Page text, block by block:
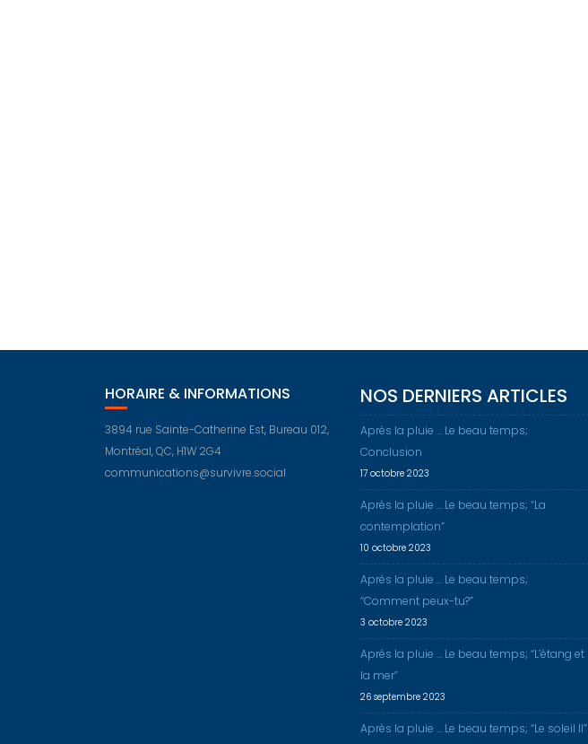
HORAIRE & INFORMATIONS
3894 rue Sainte-Catherine Est, Bureau 012,
Montréal, QC, H1W 2G4
communications@survivre.social
NOS DERNIERS ARTICLES
Après la pluie … Le beau temps;
Conclusion
17 octobre 2023
Après la pluie … Le beau temps; “La
contemplation”
10 octobre 2023
Après la pluie … Le beau temps;
“Comment peux-tu?”
3 octobre 2023
Après la pluie … Le beau temps; “L’étang et
la mer”
26 septembre 2023
Après la pluie … Le beau temps; “Le soleil II”